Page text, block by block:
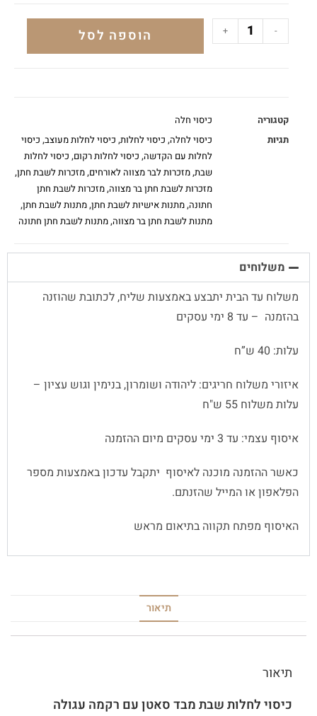
-
+ הוספה לסל
קטגוריה
כיסוי חלה
תגיות
כיסוי לחלה, כיסוי לחלות, כיסוי לחלות מעוצב, כיסוי
לחלות עם הקדשה, כיסוי לחלות רקום, כיסוי לחלות
שבת,מזכרות לבר מצווה לאורחים,מזכרות לשבת חתן,
מזכרות לשבת חתן בר מצווה,מזכרות לשבת חתן
חתונה,מתנות אישיות לשבת חתן,מתנות לשבת חתן,
מתנות לשבת חתן בר מצווה,מתנות לשבת חתן חתונה
משלוחים
משלוח עד הבית יתבצע באמצעות שליח, לכתובת שהוזנה
בהזמנה – עד 8 ימי עסקים
עלות: 40 ש”ח
איזורי משלוח חריגים: ליהודה ושומרון, בנימין וגוש עציון –
עלות משלוח 55 ש"ח
איסוף עצמי: עד 3 ימי עסקים מיום ההזמנה
כאשר ההזמנה מוכנה לאיסוף יתקבל עדכון באמצעות מספר
הפלאפון או המייל שהזנתם.
האיסוף מפתח תקווה בתיאום מראש
תיאור
תיאור
כיסוי לחלות שבת מבד סאטן עם רקמה עגולה